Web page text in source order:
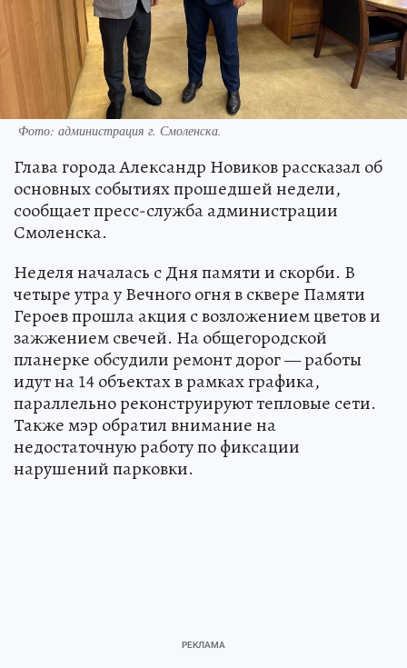
Фото: администрация г. Смоленска.
Глава города Александр Новиков рассказал об
основных событиях прошедшей недели,
сообщает пресс-служба администрации
Смоленска.
Неделя началась с Дня памяти и скорби. В
четыре утра у Вечного огня в сквере Памяти
Героев прошла акция с возложением цветов и
зажжением свечей. На общегородской
планерке обсудили ремонт дорог — работы
идут на 14 объектах в рамках графика,
параллельно реконструируют тепловые сети.
Также мэр обратил внимание на
недостаточную работу по фиксации
нарушений парковки.